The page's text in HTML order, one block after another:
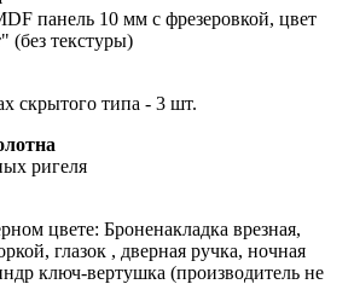
панель 10 мм с фрезеровкой, цвет
текстуры)
скрытого типа - 3 шт.
ригеля
цвете: Броненакладка врезная,
глазок , дверная ручка, ночная
ключ-вертушка (производитель не